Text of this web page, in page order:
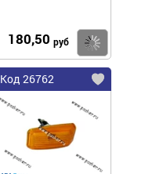
Купить
180,50 руб
Код 26762